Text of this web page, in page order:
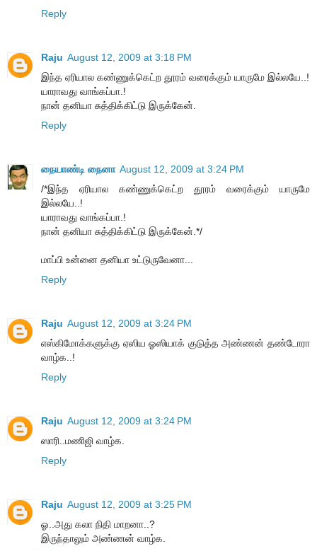
Reply
Raju August 12, 2009 at 3:18 PM
இந்த ஏரியால கண்ணுக்கெட்ற தூரம் வரைக்கும் யாருமே இல்லயே..!
யாராவது வாங்கப்பா.!
நான் தனியா சுத்திக்கிட்டு இருக்கேன்.
Reply
நையாண்டி நைனா August 12, 2009 at 3:24 PM
/*இந்த ஏரியால கண்ணுக்கெட்ற தூரம் வரைக்கும் யாருமே
இல்லயே..!
யாராவது வாங்கப்பா.!
நான் தனியா சுத்திக்கிட்டு இருக்கேன்.*/
மாப்பி உன்னை தனியா உட்டுருவேனா...
Reply
Raju August 12, 2009 at 3:24 PM
எஸ்கிமோக்களுக்கு ஏஸிய ஓஸியாக் குடுத்த அண்ணன் தண்டோரா
வாழ்க..!
Reply
Raju August 12, 2009 at 3:24 PM
ஸாரி..மணிஜி வாழ்க.
Reply
Raju August 12, 2009 at 3:25 PM
ஓ..அது கலா நிதி மாறனா..?
இருந்தாலும் அண்ணன் வாழ்க.